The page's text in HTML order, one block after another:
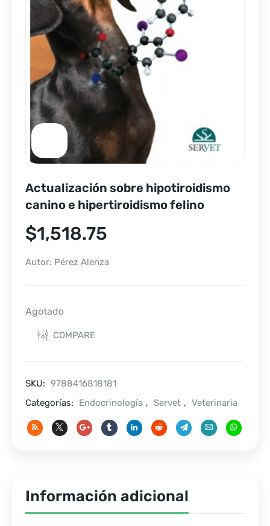
Actualización sobre hipotiroidismo
canino e hipertiroidismo felino
$1,518.75
Autor: Pérez Alenza
Agotado
COMPARE
SKU: 9788416818181
Categorías:
Endocrinología , Servet , Veterinaria
Información adicional